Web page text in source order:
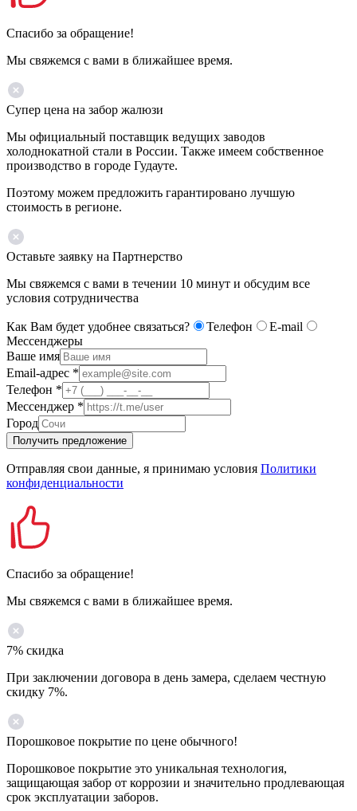
Спасибо за обращение!
Мы свяжемся с вами в ближайшее время.
Супер цена на забор жалюзи
Мы официальный поставщик ведущих заводов
холоднокатной стали в России. Также имеем собственное
производство в городе Гудауте.
Поэтому можем предложить гарантировано лучшую
стоимость в регионе.
Оставьте заявку на Партнерство
Мы свяжемся с вами в течении 10 минут и обсудим все
условия сотрудничества
Как Вам будет удобнее связаться? Телефон
E-mail
Мессенджеры
Ваше имя
Email-адрес *
Телефон *
Мессенджер *
Город
Получить предложение
Отправляя свои данные, я принимаю условия Политики
конфиденциальности
Спасибо за обращение!
Мы свяжемся с вами в ближайшее время.
7% скидка
При заключении договора в день замера, сделаем честную
скидку 7%.
Порошковое покрытие по цене обычного!
Порошковое покрытие это уникальная технология,
защищающая забор от коррозии и значительно продлевающая
срок эксплуатации заборов.